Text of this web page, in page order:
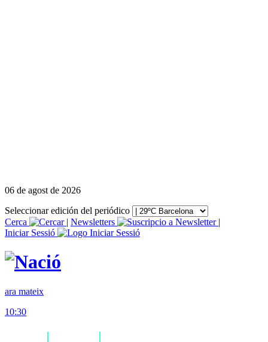
06 de agost de 2026
Seleccionar edición del periódico
Cerca
| Newsletters
|
Iniciar Sessió
ara mateix
10:30